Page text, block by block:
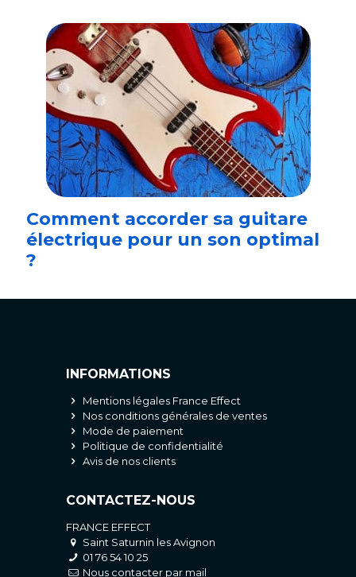
Comment accorder sa guitare
électrique pour un son optimal
?
INFORMATIONS
Mentions légales France Effect
Nos conditions générales de ventes
Mode de paiement
Politique de confidentialité
Avis de nos clients
CONTACTEZ-NOUS
FRANCE EFFECT
Saint Saturnin les Avignon
01 76 54 10 25
Nous contacter par mail